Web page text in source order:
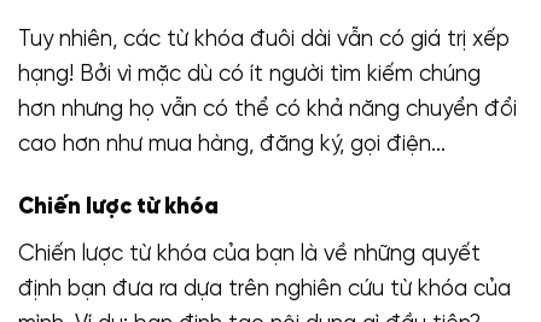
Tuy nhiên, các từ khóa đuôi dài vẫn có giá trị xếp
hạng! Bởi vì mặc dù có ít người tìm kiếm chúng
hơn nhưng họ vẫn có thể có khả năng chuyển đổi
cao hơn như mua hàng, đăng ký, gọi điện…
Chiến lược từ khóa
Chiến lược từ khóa của bạn là về những quyết
định bạn đưa ra dựa trên nghiên cứu từ khóa của